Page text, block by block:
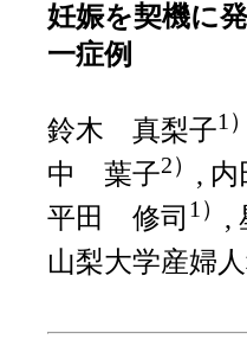
妊娠を契機に
一症例
鈴木 真梨子1
中 葉子2） ,
平田 修司 1） ,
山梨大学産婦